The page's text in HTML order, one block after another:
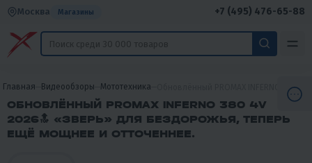
Москва Магазины +7 (495) 476-65-88
Главная Видеообзоры Мототехника Обновлённый PROMAX INFERNO 380
ОБНОВЛЁННЫЙ PROMAX INFERNO 380 4V
2026🔝 «ЗВЕРЬ» ДЛЯ БЕЗДОРОЖЬЯ, ТЕПЕРЬ
ЕЩЁ МОЩНЕЕ И ОТТОЧЕННЕЕ.